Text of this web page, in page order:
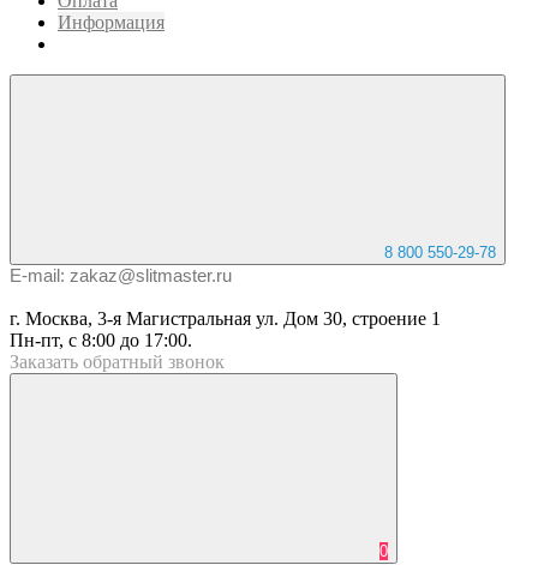
Информация
8 800 550-29-78
E-mail: zakaz@slitmaster.ru
г. Москва, 3-я Магистральная ул. Дом 30, строение 1
Пн-пт, с 8:00 до 17:00.
Заказать обратный звонок
0